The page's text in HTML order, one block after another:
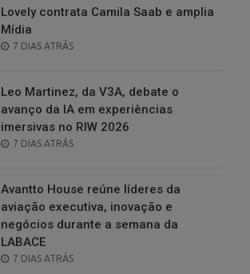
Lovely contrata Camila Saab e amplia
Mídia
POSTED
7 DIAS ATRÁS
Leo Martinez, da V3A, debate o
avanço da IA em experiências
imersivas no RIW 2026
POSTED
7 DIAS ATRÁS
Avantto House reúne líderes da
aviação executiva, inovação e
negócios durante a semana da
LABACE
POSTED
7 DIAS ATRÁS